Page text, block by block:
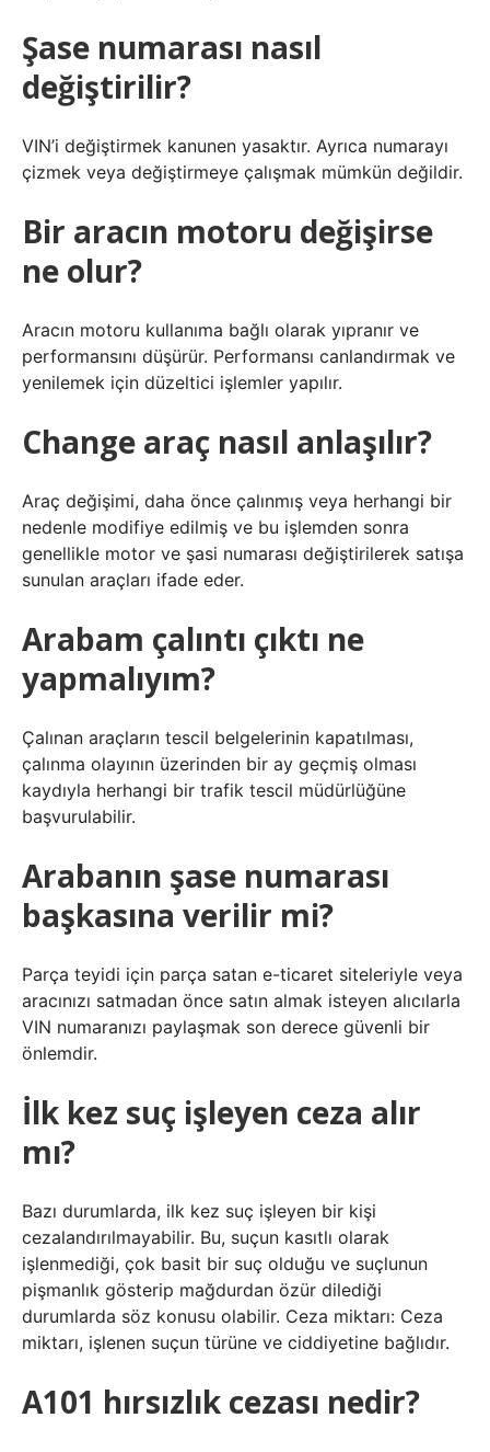
Şase numarası nasıl
değiştirilir?
VIN’i değiştirmek kanunen yasaktır. Ayrıca numarayı
çizmek veya değiştirmeye çalışmak mümkün değildir.
Bir aracın motoru değişirse
ne olur?
Aracın motoru kullanıma bağlı olarak yıpranır ve
performansını düşürür. Performansı canlandırmak ve
yenilemek için düzeltici işlemler yapılır.
Change araç nasıl anlaşılır?
Araç değişimi, daha önce çalınmış veya herhangi bir
nedenle modifiye edilmiş ve bu işlemden sonra
genellikle motor ve şasi numarası değiştirilerek satışa
sunulan araçları ifade eder.
Arabam çalıntı çıktı ne
yapmalıyım?
Çalınan araçların tescil belgelerinin kapatılması,
çalınma olayının üzerinden bir ay geçmiş olması
kaydıyla herhangi bir trafik tescil müdürlüğüne
başvurulabilir.
Arabanın şase numarası
başkasına verilir mi?
Parça teyidi için parça satan e-ticaret siteleriyle veya
aracınızı satmadan önce satın almak isteyen alıcılarla
VIN numaranızı paylaşmak son derece güvenli bir
önlemdir.
İlk kez suç işleyen ceza alır
mı?
Bazı durumlarda, ilk kez suç işleyen bir kişi
cezalandırılmayabilir. Bu, suçun kasıtlı olarak
işlenmediği, çok basit bir suç olduğu ve suçlunun
pişmanlık gösterip mağdurdan özür dilediği
durumlarda söz konusu olabilir. Ceza miktarı: Ceza
miktarı, işlenen suçun türüne ve ciddiyetine bağlıdır.
A101 hırsızlık cezası nedir?